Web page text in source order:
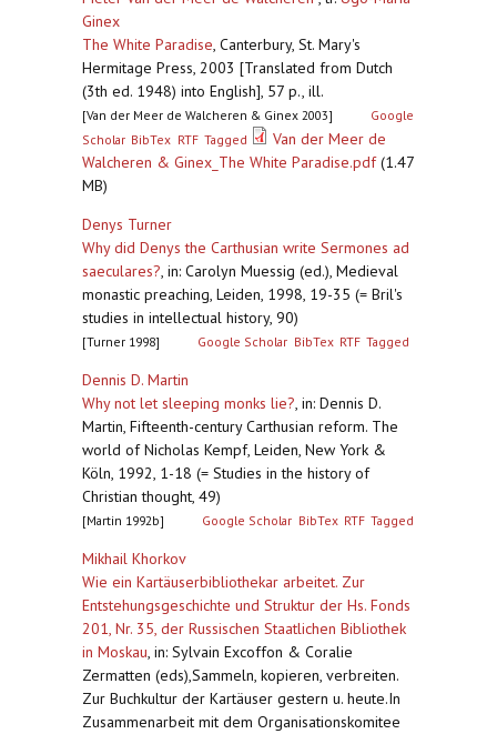
Ginex
The White Paradise, Canterbury, St. Mary's
Hermitage Press, 2003 [Translated from Dutch
(3th ed. 1948) into English], 57 p., ill.
[Van der Meer de Walcheren & Ginex 2003]
Google
Scholar BibTex RTF Tagged
Van der Meer de
Walcheren & Ginex_The White Paradise.pdf(1.47
MB)
Denys Turner
Why did Denys the Carthusian write Sermones ad
saeculares?, in: Carolyn Muessig (ed.), Medieval
monastic preaching, Leiden, 1998, 19-35 (= Bril's
studies in intellectual history, 90)
[Turner 1998] Google Scholar BibTex RTF Tagged
Dennis D. Martin
Why not let sleeping monks lie?, in: Dennis D.
Martin, Fifteenth-century Carthusian reform. The
world of Nicholas Kempf, Leiden, New York &
Köln, 1992, 1-18 (= Studies in the history of
Christian thought, 49)
[Martin 1992b] Google Scholar BibTex RTF Tagged
Mikhail Khorkov
Wie ein Kartäuserbibliothekar arbeitet. Zur
Entstehungsgeschichte und Struktur der Hs. Fonds
201, Nr. 35, der Russischen Staatlichen Bibliothek
in Moskau, in: Sylvain Excoffon & Coralie
Zermatten (eds),Sammeln, kopieren, verbreiten.
Zur Buchkultur der Kartäuser gestern u. heute.In
Zusammenarbeit mit dem Organisationskomitee